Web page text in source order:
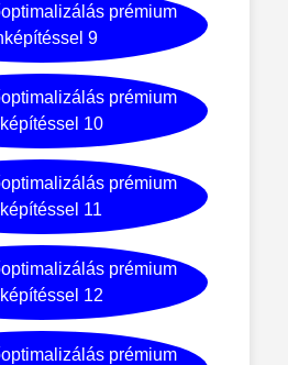
prémium
9
prémium
10
prémium
11
prémium
12
prémium